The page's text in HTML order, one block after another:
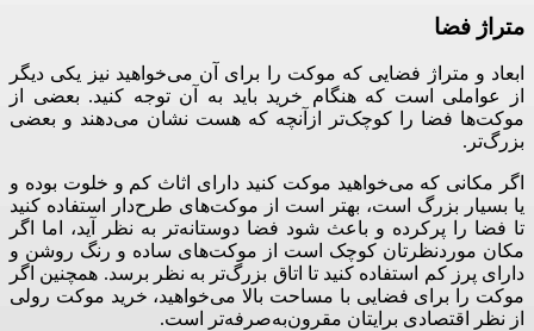
متراژ فضا
ابعاد و متراژ فضایی که موکت را برای آن می‌خواهید نیز یکی دیگر
از عواملی است که هنگام خرید باید به آن توجه کنید. بعضی از
موکت‌ها فضا را کوچک‌تر ازآنچه که هست نشان می‌دهند و بعضی
بزرگ‌تر .
اگر مکانی که می‌خواهید موکت کنید دارای اثاث کم و خلوت بوده و
یا بسیار بزرگ است، بهتر است از موکت‌های طرح‌دار استفاده کنید
تا فضا را پرکرده و باعث شود فضا دوستانه‌تر به نظر آید، اما اگر
مکان موردنظرتان کوچک است از موکت‌های ساده و رنگ روشن و
دارای پرز کم استفاده کنید تا اتاق بزرگ‌تر به نظر برسد. همچنین اگر
موکت را برای فضایی با مساحت بالا می‌خواهید، خرید موکت رولی
از نظر اقتصادی برایتان مقرون‌به‌صرفه‌تر است.